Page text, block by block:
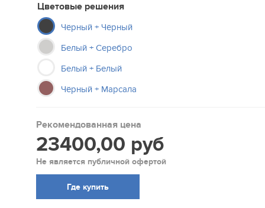
Цветовые решения
Чёрный + Чёрный
Белый + Серебро
Белый + Белый
Чёрный + Марсала
Рекомендованная цена
23400,00 руб
Не является публичной офертой
Где купить